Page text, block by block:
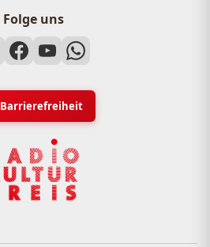
Folge uns
Barrierefreiheit